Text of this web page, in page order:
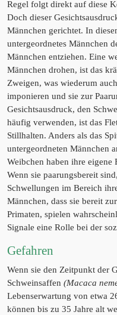
Regel folgt direkt auf diese
Doch dieser
Männchen gerichtet. In
untergeordnetes Männchen
Männchen entziehen. Eine
Männchen drohen, ist das
Zweigen, was wiederum
imponieren und sie zur
Gesichtsausdruck, den
häufig verwenden, ist das
Stillhalten. Anders als das
untergeordneten Männchen
Weibchen haben ihre
Wenn sie paarungsbereit
Schwellungen im Bereich
Männchen, dass sie bereit
Primaten, spielen
Signale eine Rolle bei der
Gefahren
Wenn sie den Zeitpunkt der
Schweinsaffen (Macaca
Lebenserwartung von etwa
können bis zu 35 Jahre alt